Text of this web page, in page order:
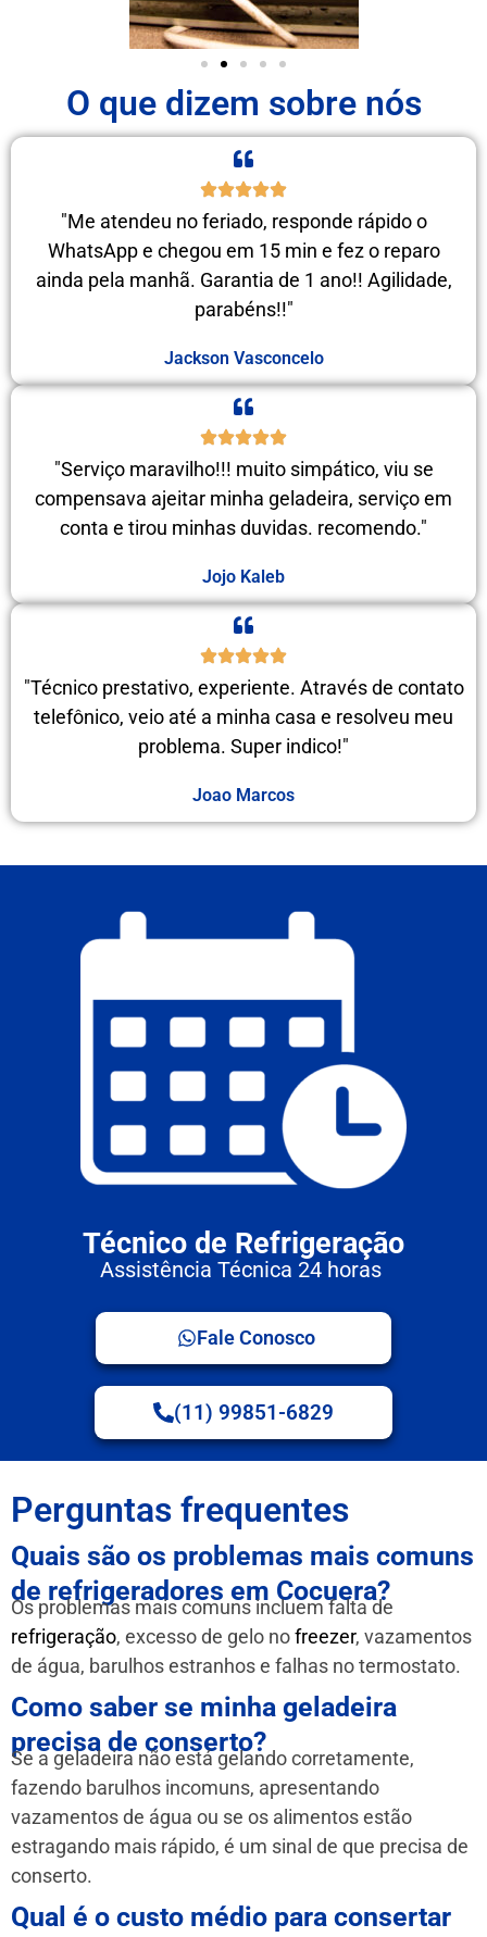
O que dizem sobre nós
"Me atendeu no feriado, responde rápido o
WhatsApp e chegou em 15 min e fez o reparo
ainda pela manhã. Garantia de 1 ano!! Agilidade,
parabéns!!"
Jackson Vasconcelo
"Serviço maravilho!!! muito simpático, viu se
compensava ajeitar minha geladeira, serviço em
conta e tirou minhas duvidas. recomendo."
Jojo Kaleb
"Técnico prestativo, experiente. Através de contato
telefônico, veio até a minha casa e resolveu meu
problema. Super indico!"
Joao Marcos
Técnico de Refrigeração
Assistência Técnica 24 horas
Fale Conosco
(11) 99851-6829
Perguntas frequentes
Quais são os problemas mais comuns
de refrigeradores em Cocuera?
Os problemas mais comuns incluem falta de
refrigeração, excesso de gelo nofreezer, vazamentos
de água, barulhos estranhos e falhas no termostato.
Como saber se minha geladeira
precisa de conserto?
Se a geladeira não está gelando corretamente,
fazendo barulhos incomuns, apresentando
vazamentos de água ou se os alimentos estão
estragando mais rápido, é um sinal de que precisa de
conserto.
Qual é o custo médio para consertar